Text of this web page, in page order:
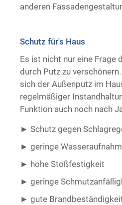
anderen
Schutz für's Haus
Es ist nicht nur eine Frage
durch Putz zu
sich der Außenputz im
regelmäßiger
Funktion auch noch nach
Schutz gegen
geringe
hohe Stoßfestigkeit
geringe
gute Brandbeständigkeit